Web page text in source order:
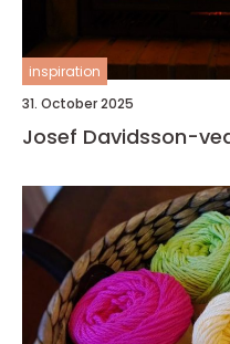
inspiration
31. October 2025
Josef Davidsson-